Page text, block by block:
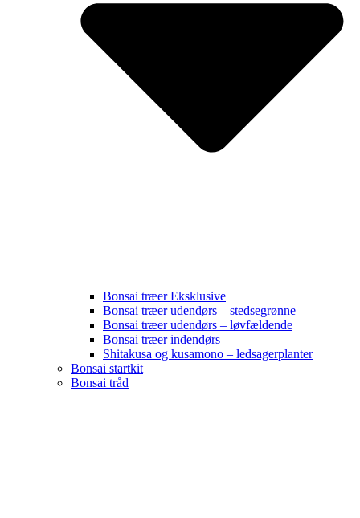
Bonsai træer Eksklusive
Bonsai træer udendørs – stedsegrønne
Bonsai træer udendørs – løvfældende
Bonsai træer indendørs
Shitakusa og kusamono – ledsagerplanter
Bonsai startkit
Bonsai tråd